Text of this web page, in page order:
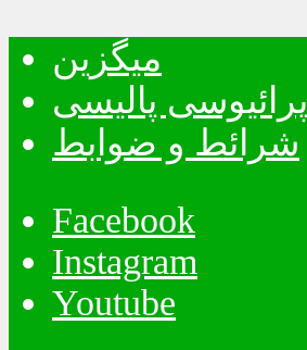
میگزین
پرائیوسی پالیسی
شرائط و ضوابط
Facebook
Instagram
Youtube